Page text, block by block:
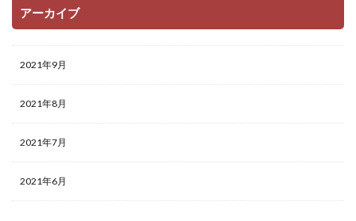
アーカイブ
2021年9月
2021年8月
2021年7月
2021年6月